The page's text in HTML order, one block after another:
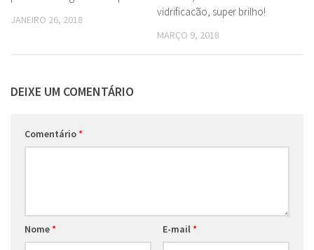
JANEIRO 26, 2018
vidrificacão, super brilho!
MARÇO 9, 2018
DEIXE UM COMENTÁRIO
Comentário*
Nome* E-mail *